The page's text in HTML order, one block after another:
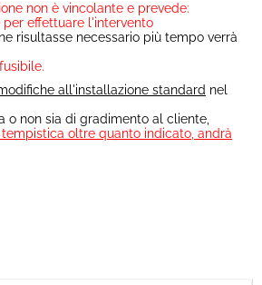
non è vincolante e prevede:
per effettuare l'intervento
risultasse necessario più tempo verrà
all'installazione standard nel
o non sia di gradimento al cliente,
oltre quanto indicato, andrà